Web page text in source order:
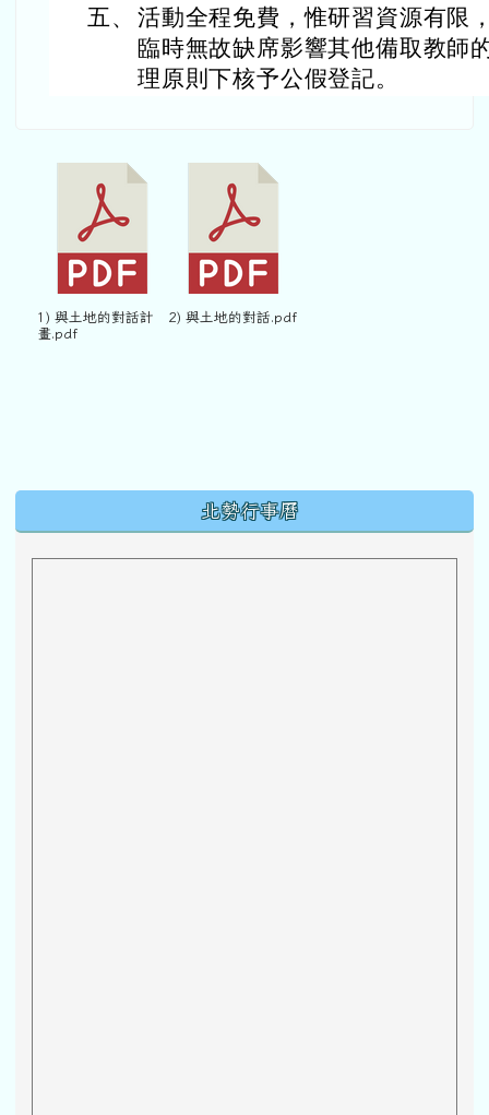
五、 活動全程免費，惟研習資源有限
臨時無故缺席影響其他備取教師
理原則下核予公假登記。
1) 與土地的對話計
畫.pdf
2) 與土地的對話.pdf
北勢行事曆